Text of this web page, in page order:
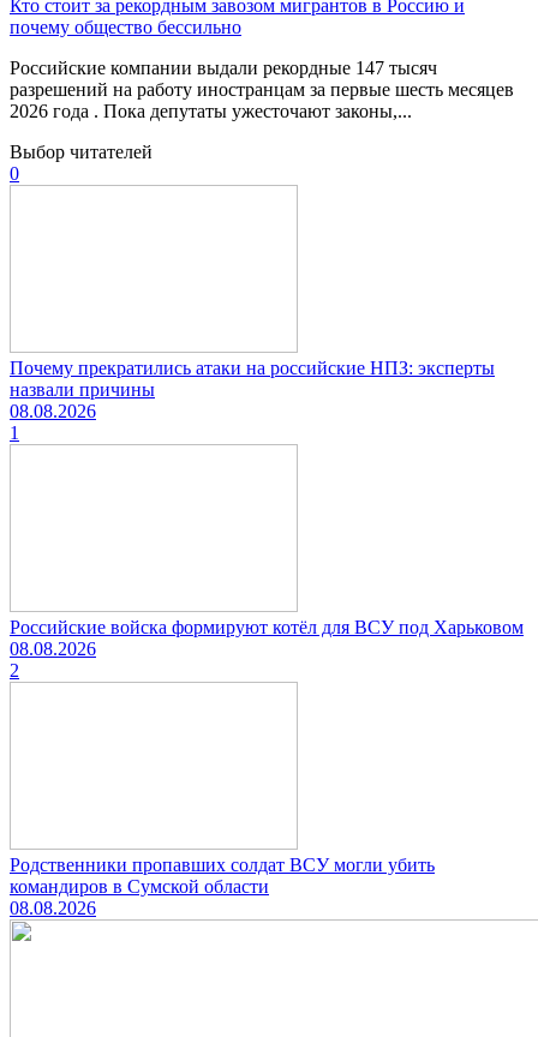
Кто стоит за рекордным завозом мигрантов в Россию и
почему общество бессильно
Российские компании выдали рекордные 147 тысяч
разрешений на работу иностранцам за первые шесть месяцев
2026 года . Пока депутаты ужесточают законы,...
Выбор читателей
0
Почему прекратились атаки на российские НПЗ: эксперты
назвали причины
08.08.2026
1
Российские войска формируют котёл для ВСУ под Харьковом
08.08.2026
2
Родственники пропавших солдат ВСУ могли убить
командиров в Сумской области
08.08.2026